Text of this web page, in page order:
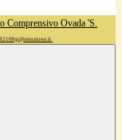
Comprensivo Ovada 'S.